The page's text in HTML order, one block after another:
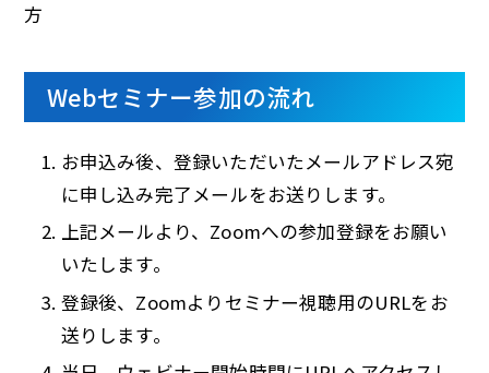
方
Webセミナー参加の流れ
お申込み後、登録いただいたメールアドレス宛
に申し込み完了メールをお送りします。
上記メールより、Zoomへの参加登録をお願い
いたします。
登録後、Zoomよりセミナー視聴用のURLをお
送りします。